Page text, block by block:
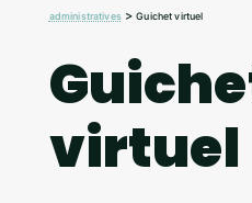
administratives>Guichet virtuel
virtuel